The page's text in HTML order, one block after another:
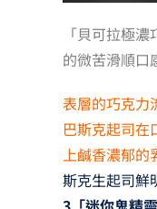
「貝可拉極
的微苦滑順口
表層的巧克力
巴斯克起司在
上鹹香濃郁的
斯克生起司鮮